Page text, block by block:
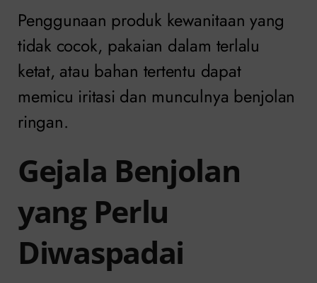
Penggunaan produk kewanitaan yang
tidak cocok, pakaian dalam terlalu
ketat, atau bahan tertentu dapat
memicu iritasi dan munculnya benjolan
ringan.
Gejala Benjolan
yang Perlu
Diwaspadai